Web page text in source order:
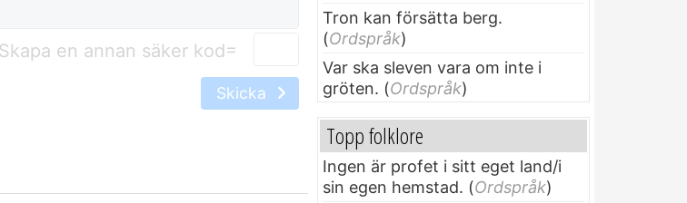
=
Skicka
Tron kan försätta berg.
(Ordspråk)
Var ska sleven vara om inte i
gröten. (Ordspråk)
Topp folklore
Ingen är profet i sitt eget land/i
sin egen hemstad. (Ordspråk)